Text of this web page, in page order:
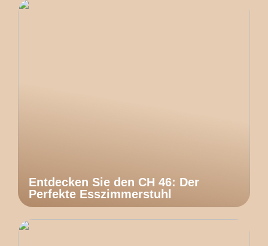
Entdecken Sie den CH 46: Der
Perfekte Esszimmerstuhl